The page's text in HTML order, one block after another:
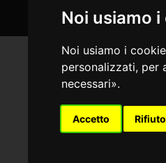
Noi usiamo
Noi usiamo i
personalizzati, per
necessari».
Accetto Rifiuto